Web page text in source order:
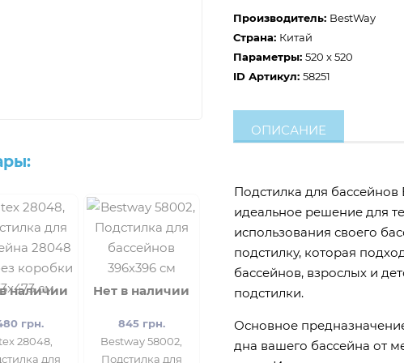
наличии
грн.
28048,
для
Нет в наличии
845 грн.
Bestway 58002,
Подстилка для
Производитель: BestWay
Страна: Китай
Параметры: 520 x 520
ID Артикул: 58251
ОПИСАНИЕ
Подстилка для бассейнов
идеальное решение для
использования своего
подстилку, которая
бассейнов, взрослых и
подстилки.
Основное
дна вашего бассейна от